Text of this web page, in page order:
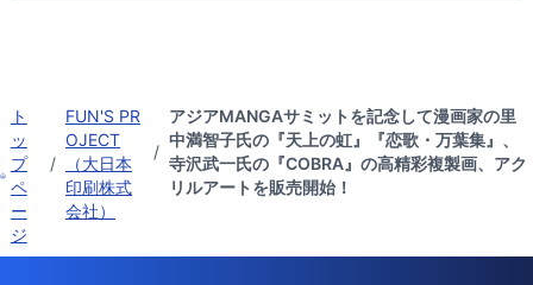
ト
ッ
プ
ペ
ー
ジ
/
FUN'S PR
OJECT
（大日本
印刷株式
会社）
/
アジアMANGAサミットを記念して漫画家の里
中満智子氏の『天上の虹』『恋歌・万葉集』、
寺沢武一氏の『COBRA』の高精彩複製画、アク
リルアートを販売開始！